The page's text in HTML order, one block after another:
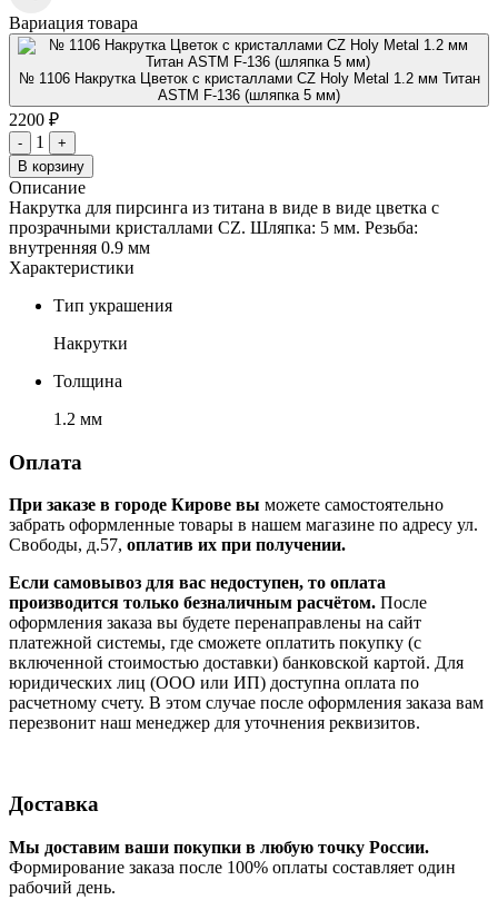
Вариация товара
№ 1106 Накрутка Цветок с кристаллами CZ Holy Metal 1.2 мм Титан
ASTM F-136 (шляпка 5 мм)
2200 ₽
- 1
+
В корзину
Описание
Накрутка для пирсинга из титана в виде в виде цветка с
прозрачными кристаллами CZ. Шляпка: 5 мм. Резьба:
внутренняя 0.9 мм
Характеристики
Тип украшения
Накрутки
Толщина
1.2 мм
Оплата
При заказе в городе Кирове вы можете самостоятельно
забрать оформленные товары в нашем магазине по адресу ул.
Свободы, д.57, оплатив их при получении.
Если самовывоз для вас недоступен, то оплата
производится только безналичным расчётом. После
оформления заказа вы будете перенаправлены на сайт
платежной системы, где сможете оплатить покупку (с
включенной стоимостью доставки) банковской картой. Для
юридических лиц (ООО или ИП) доступна оплата по
расчетному счету. В этом случае после оформления заказа вам
перезвонит наш менеджер для уточнения реквизитов.
Доставка
Мы доставим ваши покупки в любую точку России.
Формирование заказа после 100% оплаты составляет один
рабочий день.